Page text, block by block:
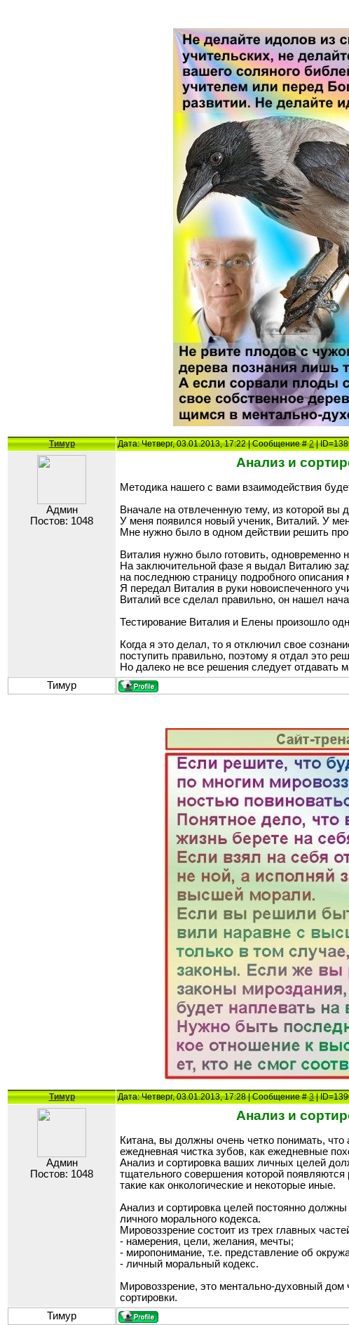
Тимур Дата: Четверг, 03.01.2013, 17:22 | Сообщение #2|
Админ
Постов: 1048
Анализ и
Методика нашего с вами взаимодействия
Вначале на отвлеченную тему, из которой
У меня появился новый ученик, Виталий. У
Мне нужно было в одном действии решить
Виталия нужно было готовить, одновременно
На заключительной фазе я выдал Виталию
на последнюю страницу подробного описания
Я передал Виталия в руки новоиспеченного
Виталий все сделал правильно, он нашел
Тестирование Виталия и Елены произошло
Когда я это делал, то я отключил свое
поступить правильно, поэтому я отдал это
Но далеко не все решения следует отдавать
Тимур
Тимур Дата: Четверг, 03.01.2013, 17:28 | Сообщение #3|
Админ
Постов: 1048
Анализ и
Китана, вы должны очень четко понимать,
ежедневная чистка зубов, как ежедневные
Анализ и сортировка ваших личных целей
тщательного совершения которой
такие как онкологические и некоторые иные.
Анализ и сортировка целей постоянно
личного морального кодекса.
Мировоззрение состоит из трех главных
- намерения, цели, желания, мечты;
- миропонимание, т.е. представление об
- личный моральный кодекс.
Мировоззрение, это ментально-духовный дом
сортировки.
Тимур